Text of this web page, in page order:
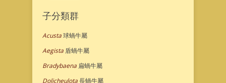
子分類群
Acusta球蝸牛屬
Aegista 盾蝸牛屬
Bradybaena 扁蝸牛屬
Dolicheulota長蝸牛屬